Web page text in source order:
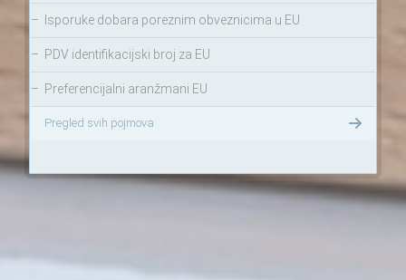
– Isporuke dobara poreznim obveznicima u EU
– PDV identifikacijski broj za EU
– Preferencijalni aranžmani EU
Pregled svih pojmova